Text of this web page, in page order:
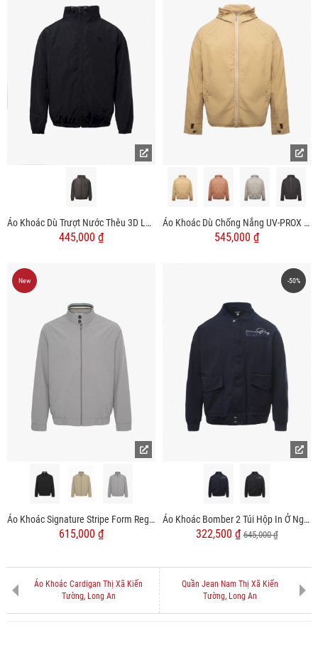
Áo Khoác Dù Trượt Nước Thêu 3D Logo 4M Form Regular AK069
445,000 ₫
Áo Khoác Dù Chống Nắng UV-PROX 1 Lớp Trơn Form Regular AK072
545,000 ₫
New
Áo Khoác Signature Stripe Form Regular AK080
615,000 ₫
-50%
Áo Khoác Bomber 2 Túi Hộp In Ở Ngực Form Regular AK064
322,500 ₫645,000 ₫
Áo Khoác Cardigan Thị Xã Kiến
Tường, Long An
Quần Jean Nam Thị Xã Kiến
Tường, Long An